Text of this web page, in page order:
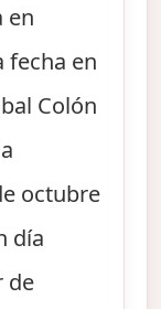
en
fecha en
Colón
octubre
día
de